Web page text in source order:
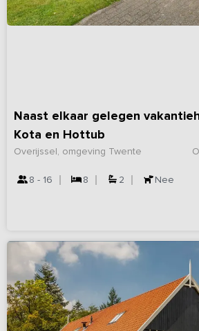
Naast elkaar gelegen
Kota en Hottub
Overijssel, omgeving Twente
8 - 16 8 2 Nee